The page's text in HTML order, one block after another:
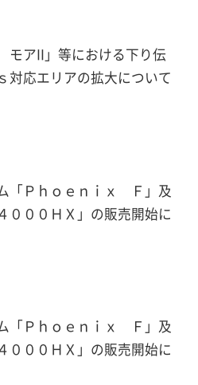
モアII」等における下り伝
対応エリアの拡大について
「Ｐｈｏｅｎｉｘ Ｆ」及
００ＨＸ」の販売開始に
「Ｐｈｏｅｎｉｘ Ｆ」及
００ＨＸ」の販売開始に